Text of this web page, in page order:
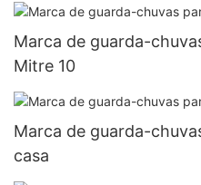
Marca de guarda-
Mitre 10
Marca de guarda-
casa